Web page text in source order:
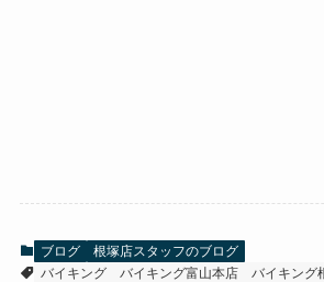
ブログ
根塚店スタッフのブログ
バイキング
バイキング富山本店
バイキング